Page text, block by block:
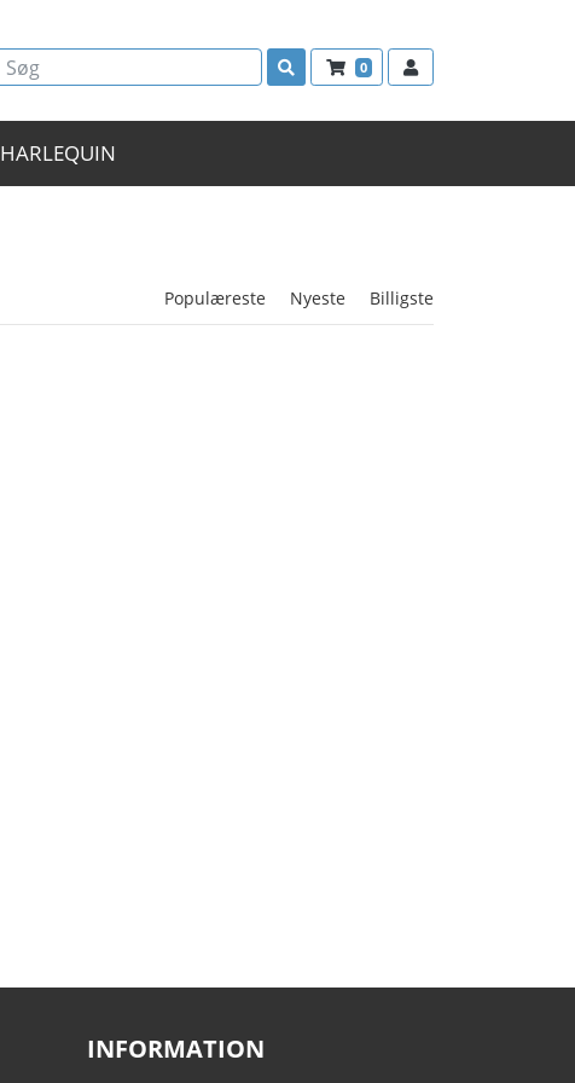
0
HARLEQUIN
Populæreste Nyeste Billigste
INFORMATION